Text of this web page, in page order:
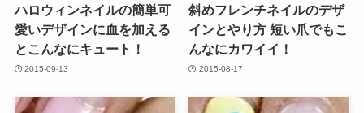
ハロウィンネイルの簡単可
愛いデザインに血を加える
とこんなにキュート！
2015-09-13
斜めフレンチネイルのデザ
インとやり方 短い爪でもこ
んなにカワイイ！
2015-08-17